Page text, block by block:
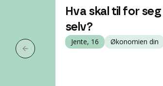
Forrige slide
Hva skal til for seg
selv?
Jente, 16 Økonomien din